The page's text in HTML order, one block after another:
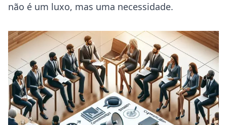
não é um luxo, mas uma necessidade.